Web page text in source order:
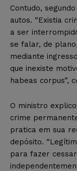
Contudo,
autos. “Existia
a ser
se falar, de
mediante
que inexiste
habeas corpus”,
O ministro
crime
pratica em sua
depósito.
para fazer